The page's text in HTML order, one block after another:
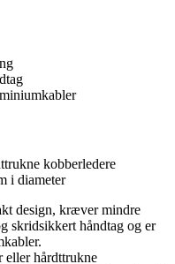
kobberledere
i diameter
design, kræver mindre
skridsikkert håndtag og er
eller hårdttrukne